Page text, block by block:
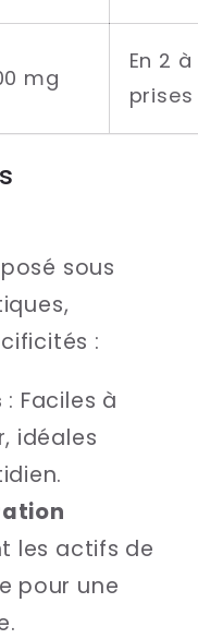
mg
En 2 à
prises
sous
:
: Faciles à
idéales
les actifs de
pour une